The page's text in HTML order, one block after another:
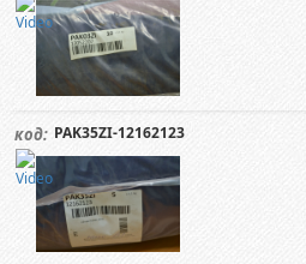
код: PAK35ZI-12162123